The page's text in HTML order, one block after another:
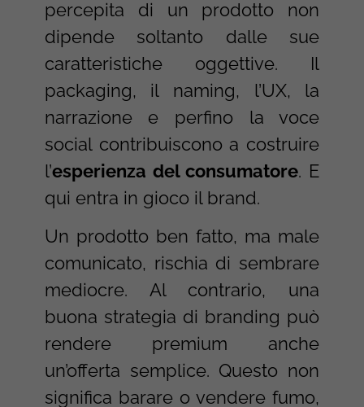
percepita di un prodotto non
dipende soltanto dalle sue
caratteristiche oggettive. Il
packaging, il naming, l’UX, la
narrazione e perfino la voce
social contribuiscono a costruire
l’esperienza del consumatore. E
qui entra in gioco il brand.
Un prodotto ben fatto, ma male
comunicato, rischia di sembrare
mediocre. Al contrario, una
buona strategia di branding può
rendere premium anche
un’offerta semplice. Questo non
significa barare o vendere fumo,